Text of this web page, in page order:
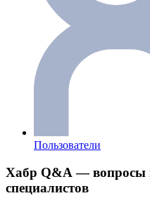
Пользователи
Хабр Q&A — вопросы
специалистов